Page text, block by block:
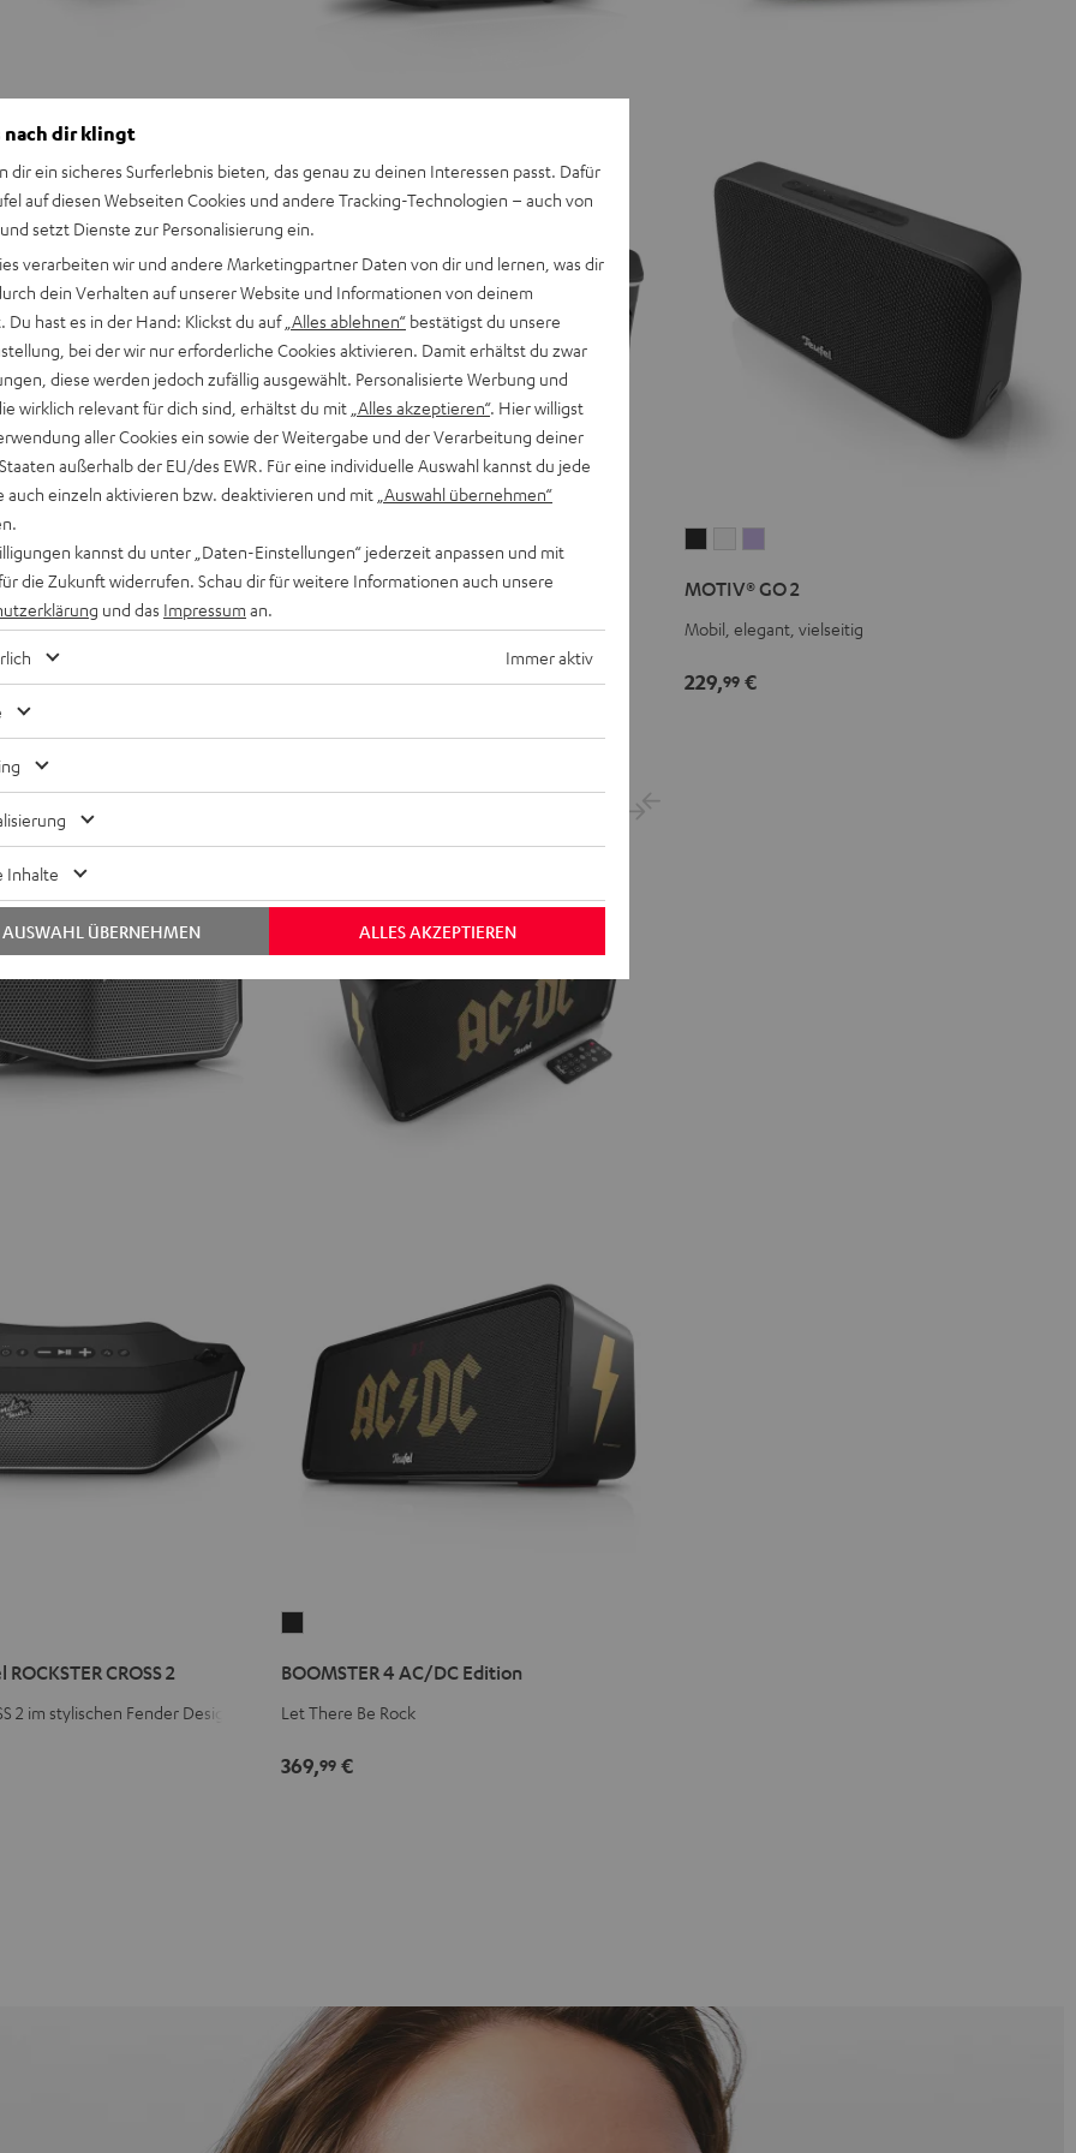
Hosentasche
x
Teufel
Fender x Teufel ROCKSTER GO 2
Exklusive Sonderedition im Fender Design
Deal
119,99€
2
Night
2
Silver
2
Soft
MOTIV® GO 2
Mobil, elegant, vielseitig
229,99 €
CROSS 2
2 im stylischen Fender Design
AC/DC
Edition
Black
BOOMSTER 4 AC/DC Edition
Let There Be Rock
369,99 €
nach dir klingt
dir ein sicheres Surferlebnis bieten, das genau zu deinen Interessen passt. Dafür
auf diesen Webseiten Cookies und andere Tracking-Technologien – auch von
setzt Dienste zur Personalisierung ein.
verarbeiten wir und andere Marketingpartner Daten von dir und lernen, was dir
dein Verhalten auf unserer Website und Informationen von deinem
Du hast es in der Hand: Klickst du auf „Alles ablehnen“ bestätigst du unsere
bei der wir nur erforderliche Cookies aktivieren. Damit erhältst du zwar
diese werden jedoch zufällig ausgewählt. Personalisierte Werbung und
wirklich relevant für dich sind, erhältst du mit „Alles akzeptieren“. Hier willigst
aller Cookies ein sowie der Weitergabe und der Verarbeitung deiner
außerhalb der EU/des EWR. Für eine individuelle Auswahl kannst du jede
auch einzeln aktivieren bzw. deaktivieren und mit „Auswahl übernehmen“
kannst du unter „Daten-Einstellungen“ jederzeit anpassen und mit
die Zukunft widerrufen. Schau dir für weitere Informationen auch unsere
und das Impressum an.
Immer aktiv
Inhalte
ALLES AKZEPTIEREN
AUSWAHL ÜBERNEHMEN